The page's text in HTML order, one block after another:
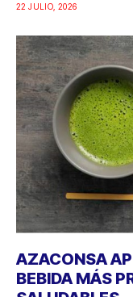
22 JULIO, 2026
AZACONSA
BEBIDA MÁS